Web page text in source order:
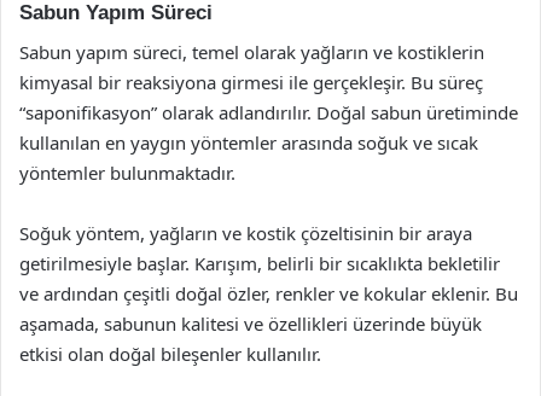
Sabun Yapım Süreci
Sabun yapım süreci, temel olarak yağların ve kostiklerin
kimyasal bir reaksiyona girmesi ile gerçekleşir. Bu süreç
“saponifikasyon” olarak adlandırılır. Doğal sabun üretiminde
kullanılan en yaygın yöntemler arasında soğuk ve sıcak
yöntemler bulunmaktadır.
Soğuk yöntem, yağların ve kostik çözeltisinin bir araya
getirilmesiyle başlar. Karışım, belirli bir sıcaklıkta bekletilir
ve ardından çeşitli doğal özler, renkler ve kokular eklenir. Bu
aşamada, sabunun kalitesi ve özellikleri üzerinde büyük
etkisi olan doğal bileşenler kullanılır.